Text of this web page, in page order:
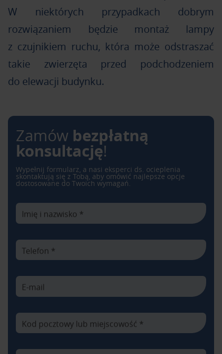
W niektórych przypadkach dobrym
rozwiązaniem będzie montaż lampy
z czujnikiem ruchu, która może odstraszać
takie zwierzęta przed podchodzeniem
do elewacji budynku.
Zamów bezpłatną
konsultację!
Wypełnij formularz, a nasi eksperci ds. ocieplenia
skontaktują się z Tobą, aby omówić najlepsze opcje
dostosowane do Twoich wymagań.
Imię i nazwisko *
Telefon *
E-mail
Kod pocztowy lub miejscowość *